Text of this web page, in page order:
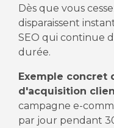
Dès que vous
disparaissent
SEO qui continue
durée.
Exemple concret
d'acquisition
campagne e-
par jour pendant